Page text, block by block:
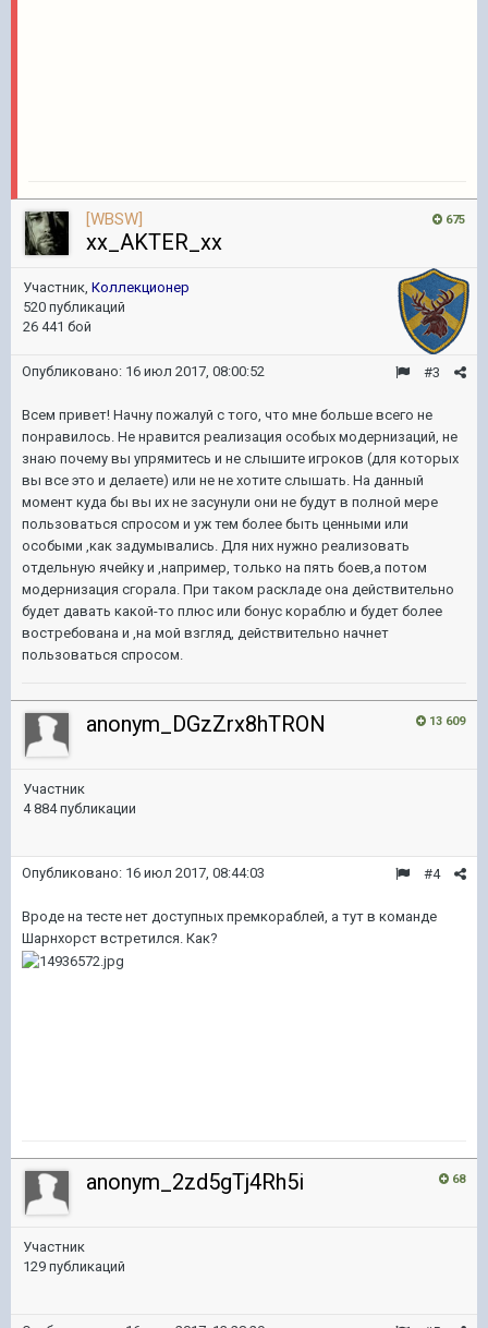
675
[WBSW]
xx_AKTER_xx
Участник, Коллекционер
520 публикаций
26 441 бой
#3
Опубликовано: 16 июл 2017, 08:00:52
Всем привет! Начну пожалуй с того, что мне больше всего не
понравилось. Не нравится реализация особых модернизаций, не
знаю почему вы упрямитесь и не слышите игроков (для которых
вы все это и делаете) или не не хотите слышать. На данный
момент куда бы вы их не засунули они не будут в полной мере
пользоваться спросом и уж тем более быть ценными или
особыми ,как задумывались. Для них нужно реализовать
отдельную ячейку и ,например, только на пять боев,а потом
модернизация сгорала. При таком раскладе она действительно
будет давать какой-то плюс или бонус кораблю и будет более
востребована и ,на мой взгляд, действительно начнет
пользоваться спросом.
13 609
anonym_DGzZrx8hTRON
Участник
4 884 публикации
#4
Опубликовано: 16 июл 2017, 08:44:03
Вроде на тесте нет доступных премкораблей, а тут в команде
Шарнхорст встретился. Как?
68
anonym_2zd5gTj4Rh5i
Участник
129 публикаций